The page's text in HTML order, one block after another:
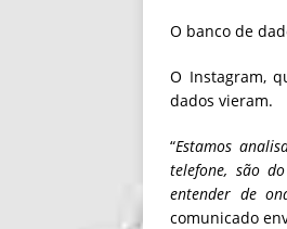
O banco de
O Instagram,
dados vieram.
“Estamos
telefone, são
entender de
comunicado